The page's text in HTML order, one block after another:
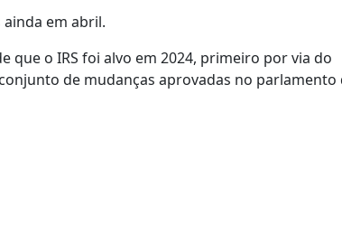
em abril.
que o IRS foi alvo em 2024, primeiro por via do
de mudanças aprovadas no